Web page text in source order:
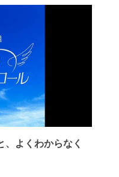
、よくわからなく